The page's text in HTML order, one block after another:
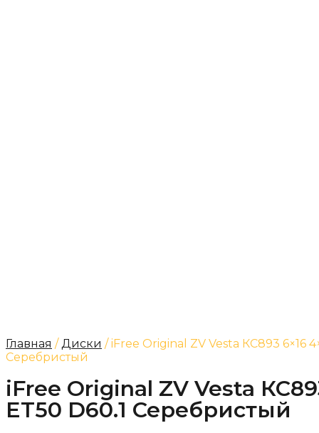
Главная /Диски / iFree Original ZV Vesta КС893 6×16
Серебристый
iFree Original ZV Vesta
ET50 D60.1 Серебристый